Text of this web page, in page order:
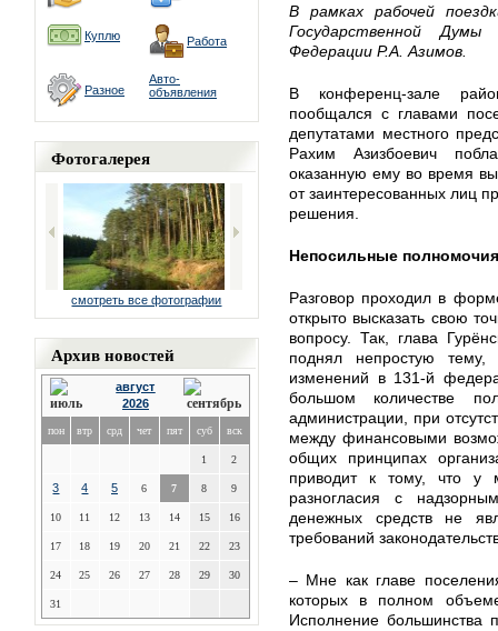
Куплю Работа
Разное
Авто-
объявления
Фотогалерея
смотреть все фотографии
Архив новостей
август
2026
пон втр срд чет пят суб вск
1 2
3 4 5 6 7 8 9
10 11 12 13 14 15 16
17 18 19 20 21 22 23
24 25 26 27 28 29 30
31
В рамках рабочей
Государственной Думы
Федерации Р.А. Азимов.
В конференц-зале
пообщался с главами
депутатами местного
Рахим Азизбоевич
оказанную ему во время
от заинтересованных лиц
решения.
Непосильные
Разговор проходил в
открыто высказать свою
вопросу. Так, глава
поднял непростую тему,
изменений в 131-й
большом количестве
администрации, при
между финансовыми
общих принципах
приводит к тому, что у
разногласия с
денежных средств не
требований
– Мне как главе
которых в полном
Исполнение большинства